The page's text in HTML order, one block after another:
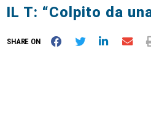
IL T: “Colpito da
SHARE ON